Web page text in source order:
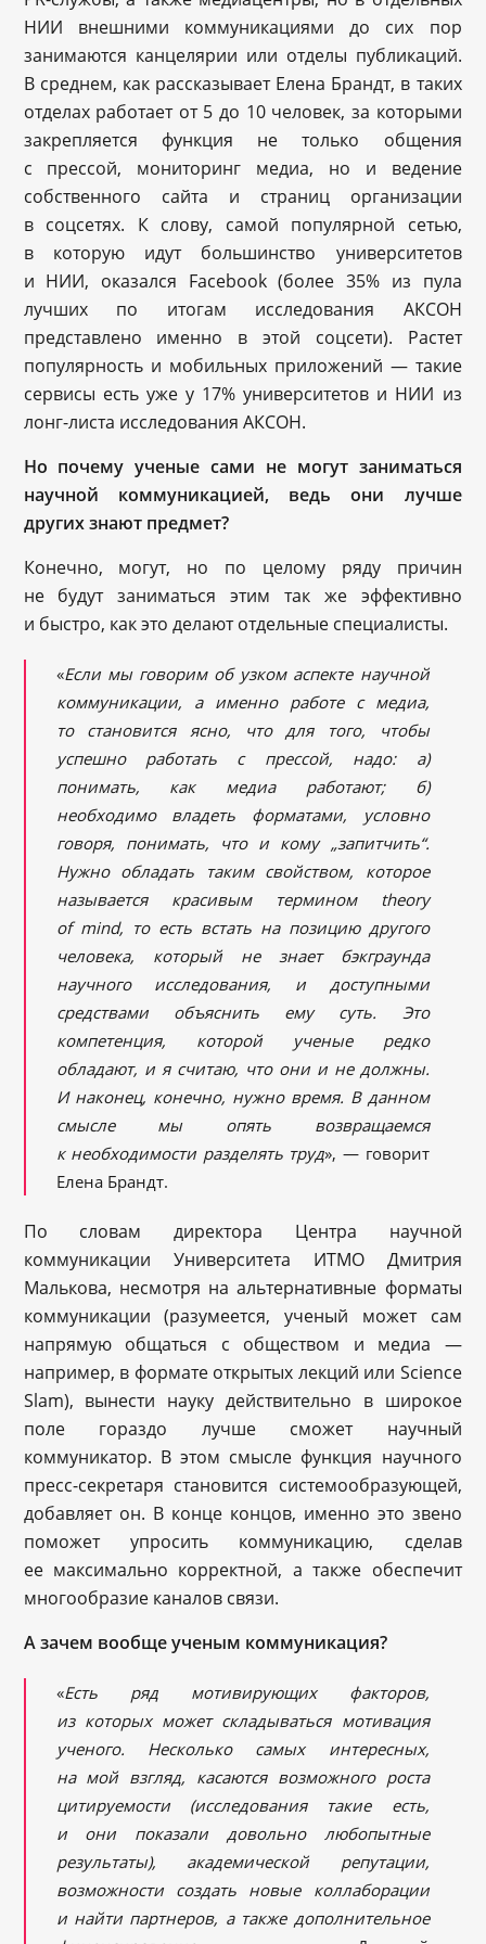
НИИ внешними коммуникациями до сих пор
занимаются канцелярии или отделы публикаций.
В среднем, как рассказывает Елена Брандт, в таких
отделах работает от 5 до 10 человек, за которыми
закрепляется функция не только общения
с прессой, мониторинг медиа, но и ведение
собственного сайта и страниц организации
в соцсетях. К слову, самой популярной сетью,
в которую идут большинство университетов
и НИИ, оказался Facebook (более 35% из пула
лучших по итогам исследования АКСОН
представлено именно в этой соцсети). Растет
популярность и мобильных приложений — такие
сервисы есть уже у 17% университетов и НИИ из
лонг-листа исследования АКСОН.
Но почему ученые сами не могут заниматься
научной коммуникацией, ведь они лучше
других знают предмет?
Конечно, могут, но по целому ряду причин
не будут заниматься этим так же эффективно
и быстро, как это делают отдельные специалисты.
«Если мы говорим об узком аспекте научной
коммуникации, а именно работе с медиа,
то становится ясно, что для того, чтобы
успешно работать с прессой, надо: а)
понимать, как медиа работают; б)
необходимо владеть форматами, условно
говоря, понимать, что и кому „запитчить“.
Нужно обладать таким свойством, которое
называется красивым термином theory
of mind, то есть встать на позицию другого
человека, который не знает бэкграунда
научного исследования, и доступными
средствами объяснить ему суть. Это
компетенция, которой ученые редко
обладают, и я считаю, что они и не должны.
И наконец, конечно, нужно время. В данном
смысле мы опять возвращаемся
к необходимости разделять труд», — говорит
Елена Брандт.
По словам директора Центра научной
коммуникации Университета ИТМО Дмитрия
Малькова, несмотря на альтернативные форматы
коммуникации (разумеется, ученый может сам
напрямую общаться с обществом и медиа —
например, в формате открытых лекций или Science
Slam), вынести науку действительно в широкое
поле гораздо лучше сможет научный
коммуникатор. В этом смысле функция научного
пресс-секретаря становится системообразующей,
добавляет он. В конце концов, именно это звено
поможет упросить коммуникацию, сделав
ее максимально корректной, а также обеспечит
многообразие каналов связи.
А зачем вообще ученым коммуникация?
«Есть ряд мотивирующих факторов,
из которых может складываться мотивация
ученого. Несколько самых интересных,
на мой взгляд, касаются возможного роста
цитируемости (исследования такие есть,
и они показали довольно любопытные
результаты), академической репутации,
возможности создать новые коллаборации
и найти партнеров, а также дополнительное